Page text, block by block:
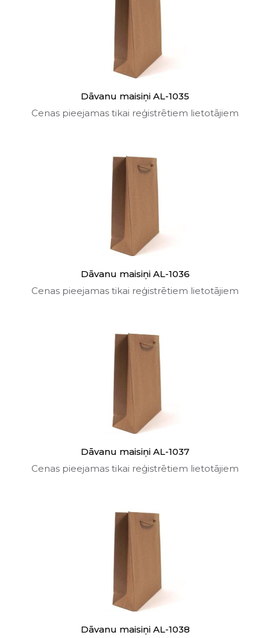
Dāvanu maisiņi AL-1035
Cenas pieejamas tikai reģistrētiem lietotājiem
Dāvanu maisiņi AL-1036
Cenas pieejamas tikai reģistrētiem lietotājiem
Dāvanu maisiņi AL-1037
Cenas pieejamas tikai reģistrētiem lietotājiem
Dāvanu maisiņi AL-1038